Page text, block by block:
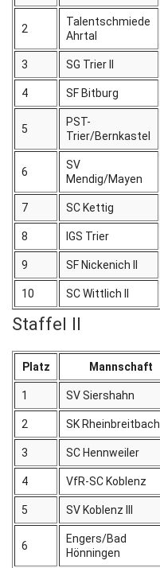
2
Talentschmiede
Ahrtal
3 SG Trier II
4 SF Bitburg
5
PST-
Trier/Bernkastel
6
SV
Mendig/Mayen
7 SC Kettig
8 IGS Trier
9 SF Nickenich II
10 SC Wittlich II
Staffel II
Platz Mannschaft
1 SV Siershahn
2 SK Rheinbreitbach
3 SC Hennweiler
4 VfR-SC Koblenz
5 SV Koblenz III
6
Engers/Bad
Hönningen